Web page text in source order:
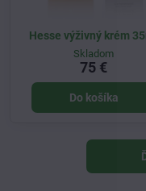
Hesse výživný krém
Skladom
75 €
Do košíka